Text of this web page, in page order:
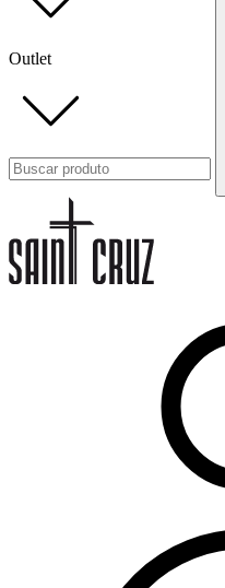
Outlet